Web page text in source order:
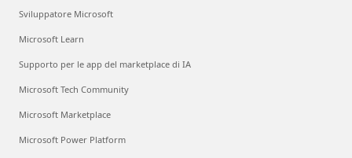
Sviluppatore Microsoft
Microsoft Learn
Supporto per le app del marketplace di IA
Microsoft Tech Community
Microsoft Marketplace
Microsoft Power Platform